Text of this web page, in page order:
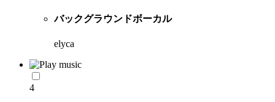
バックグラウンドボーカル
elyca
4